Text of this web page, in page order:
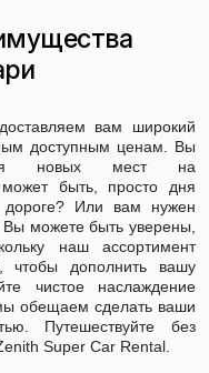
вам широкий
доступным ценам. Вы
новых мест на
может быть, просто дня
дороге? Или вам нужен
можете быть уверены,
наш ассортимент
чтобы дополнить вашу
чистое наслаждение
обещаем сделать ваши
Путешествуйте без
Super Car Rental.